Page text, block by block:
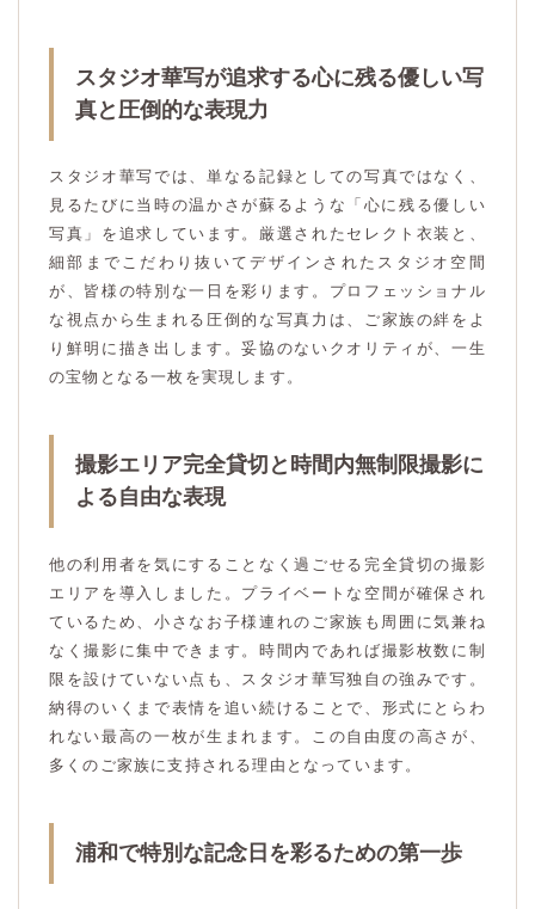
スタジオ華写が追求する心に残る優しい写
真と圧倒的な表現力
スタジオ華写では、単なる記録としての写真ではなく、
見るたびに当時の温かさが蘇るような「心に残る優しい
写真」を追求しています。厳選されたセレクト衣装と、
細部までこだわり抜いてデザインされたスタジオ空間
が、皆様の特別な一日を彩ります。プロフェッショナル
な視点から生まれる圧倒的な写真力は、ご家族の絆をよ
り鮮明に描き出します。妥協のないクオリティが、一生
の宝物となる一枚を実現します。
撮影エリア完全貸切と時間内無制限撮影に
よる自由な表現
他の利用者を気にすることなく過ごせる完全貸切の撮影
エリアを導入しました。プライベートな空間が確保され
ているため、小さなお子様連れのご家族も周囲に気兼ね
なく撮影に集中できます。時間内であれば撮影枚数に制
限を設けていない点も、スタジオ華写独自の強みです。
納得のいくまで表情を追い続けることで、形式にとらわ
れない最高の一枚が生まれます。この自由度の高さが、
多くのご家族に支持される理由となっています。
浦和で特別な記念日を彩るための第一歩